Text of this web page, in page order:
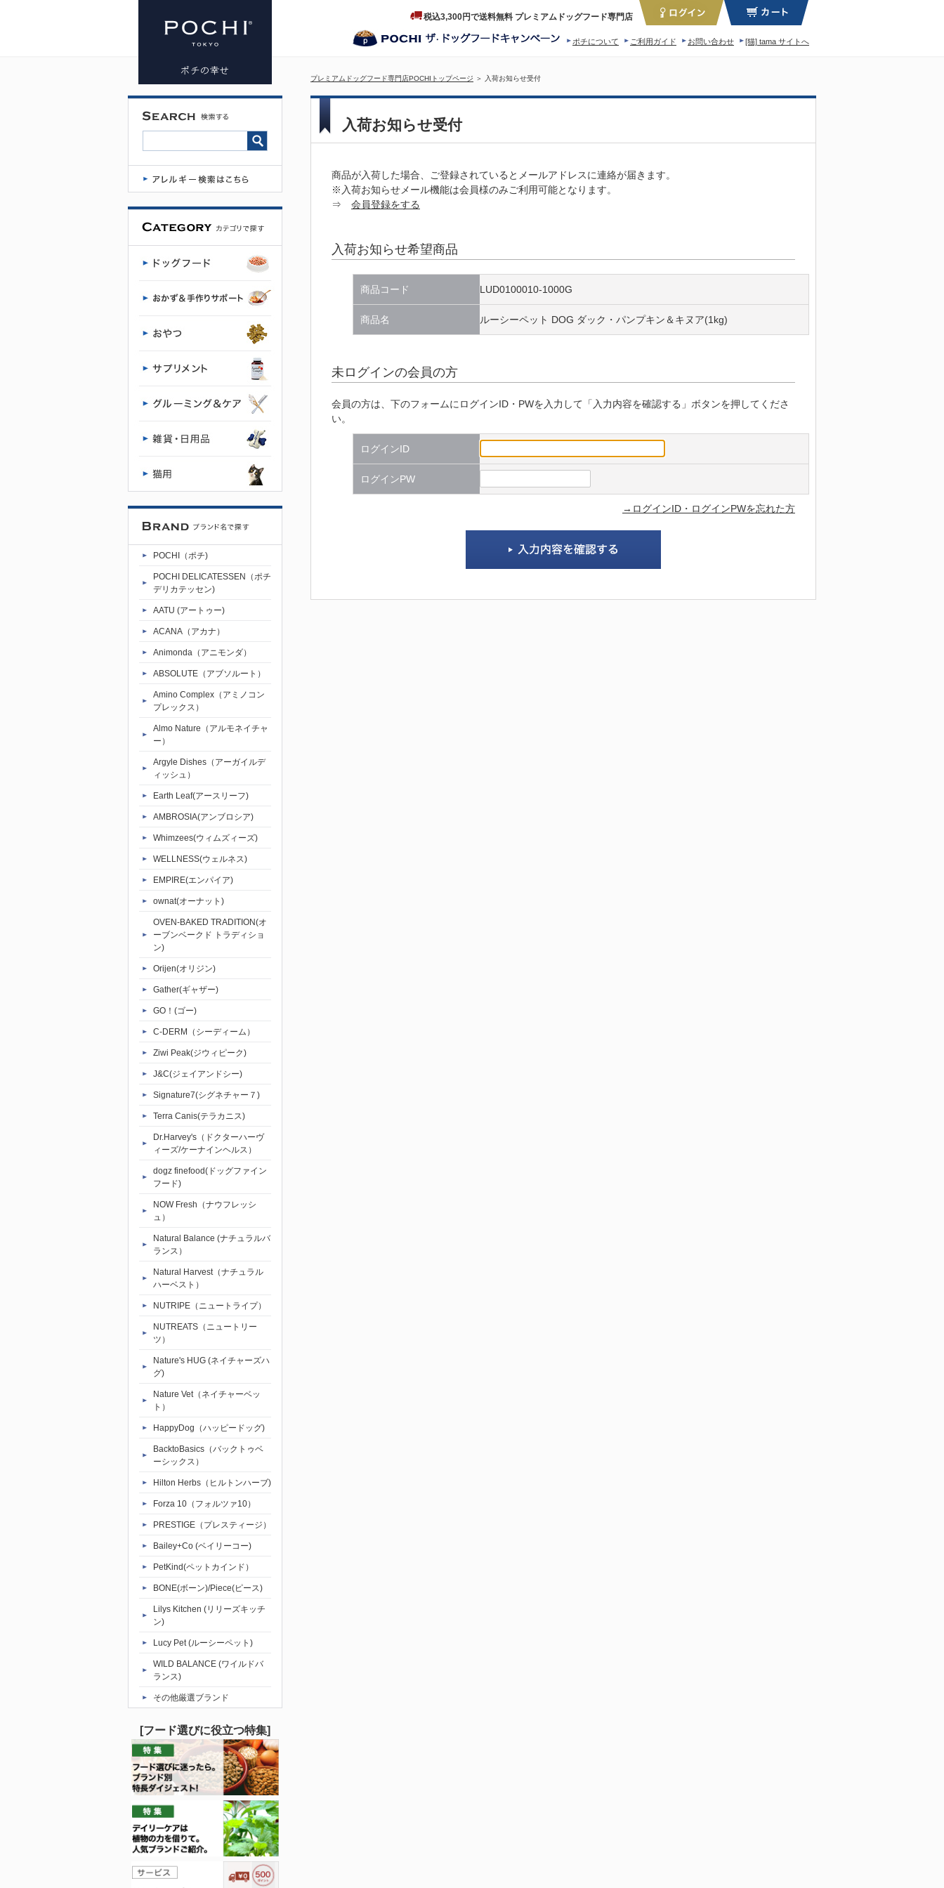
プレミアム
ドッグフー
ド専門店・
通販 POCHI
- ポチ公式サ
イト
税込3,300円で送料無料 プレミアムドッグフード専門店
[猫] tama サイトへ
お問い合わせ
ご利用ガイド
ポチについて
プレミアムドッグフード専門店POCHIトップページ ＞ 入荷お知らせ受付
POCHI（ポチ)
POCHI DELICATESSEN（ポチ
デリカテッセン)
AATU (アートゥー)
ACANA（アカナ）
Animonda（アニモンダ）
ABSOLUTE（アブソルート）
Amino Complex（アミノコン
プレックス）
Almo Nature（アルモネイチャ
ー）
Argyle Dishes（アーガイルデ
ィッシュ）
Earth Leaf(アースリーフ)
AMBROSIA(アンブロシア)
Whimzees(ウィムズィーズ)
WELLNESS(ウェルネス)
EMPIRE(エンパイア)
ownat(オーナット)
OVEN-BAKED TRADITION(オ
ーブンベークド トラディショ
ン)
Orijen(オリジン)
Gather(ギャザー)
GO！(ゴー)
C-DERM（シーディーム）
Ziwi Peak(ジウィピーク)
J&C(ジェイアンドシー)
Signature7(シグネチャー７)
Terra Canis(テラカニス)
Dr.Harvey's（ドクターハーヴ
ィーズ/ケーナインヘルス）
dogz finefood(ドッグファイン
フード)
NOW Fresh（ナウフレッシ
ュ）
Natural Balance (ナチュラルバ
ランス）
Natural Harvest（ナチュラル
ハーベスト）
NUTRIPE（ニュートライプ）
NUTREATS（ニュートリー
ツ）
Nature's HUG (ネイチャーズハ
グ)
Nature Vet（ネイチャーベッ
ト）
HappyDog（ハッピードッグ)
BacktoBasics（バックトゥベ
ーシックス）
Hilton Herbs（ヒルトンハーブ)
Forza 10（フォルツァ10）
PRESTIGE（プレスティージ）
Bailey+Co (ベイリーコー)
PetKind(ペットカインド）
BONE(ボーン)/Piece(ピース)
Lilys Kitchen (リリーズキッチ
ン)
Lucy Pet (ルーシーペット)
WILD BALANCE (ワイルドバ
ランス)
その他厳選ブランド
[フード選びに役立つ特集]
入荷お知らせ受付
商品が入荷した場合、ご登録されているとメールアドレスに連絡が届きます。
※入荷お知らせメール機能は会員様のみご利用可能となります。
⇒ 会員登録をする
入荷お知らせ希望商品
商品コード LUD0100010-1000G
商品名 ルーシーペット DOG ダック・パンプキン＆キヌア(1kg)
未ログインの会員の方
会員の方は、下のフォームにログインID・PWを入力して「入力内容を確認する」ボタンを押してくださ
い。
ログインID
ログインPW
→ログインID・ログインPWを忘れた方